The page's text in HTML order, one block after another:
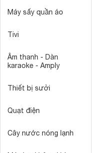
Máy sấy quần áo
Tivi
Âm thanh - Dàn
karaoke - Amply
Thiết bị sưởi
Quạt điện
Cây nước nóng lạnh